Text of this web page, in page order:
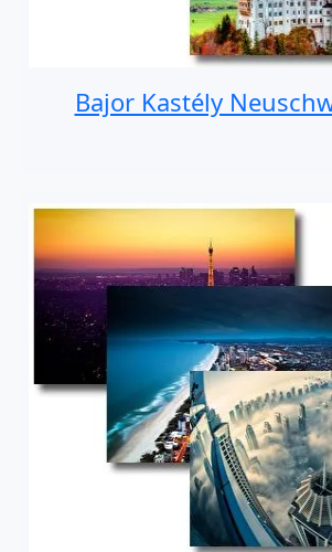
Bajor Kastély